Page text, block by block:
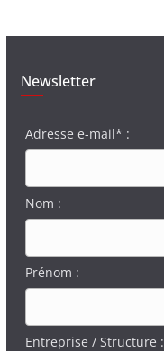
Newsletter
Adresse e-mail* :
Nom :
Prénom :
Entreprise / Structure :